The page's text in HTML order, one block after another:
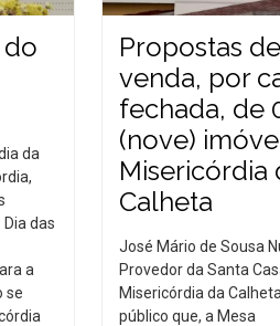
da
das
a
se
Propostas de
venda, por
fechada, de
(nove)
Misericórdia
Calheta
José Mário de Sousa
Provedor da Santa
Misericórdia da
público que, a Mesa